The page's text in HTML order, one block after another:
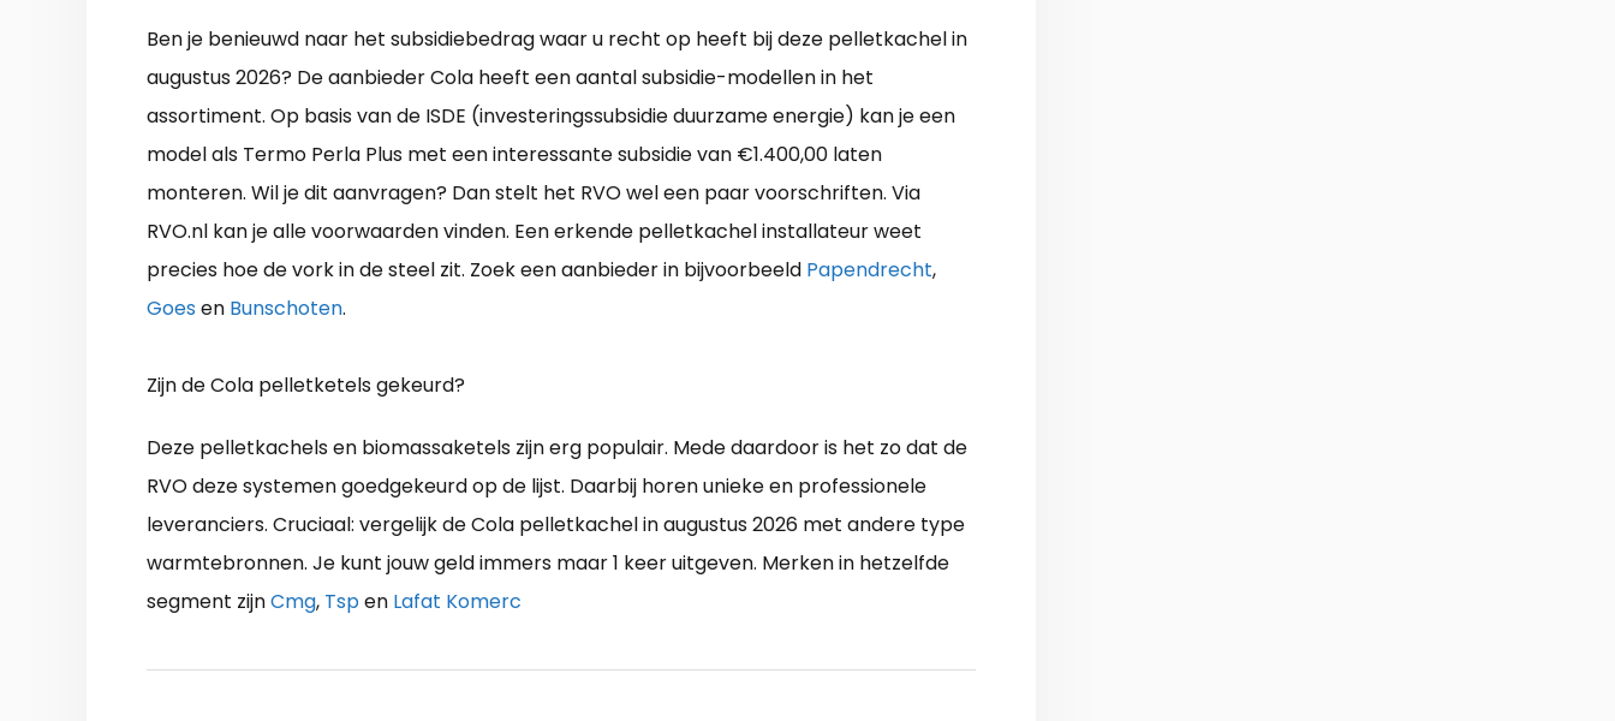
Ben je benieuwd naar het subsidiebedrag waar u recht op heeft bij deze pelletkachel in
augustus 2026? De aanbieder Cola heeft een aantal subsidie-modellen in het
assortiment. Op basis van de ISDE (investeringssubsidie duurzame energie) kan je een
model als Termo Perla Plus met een interessante subsidie van €1.400,00 laten
monteren. Wil je dit aanvragen? Dan stelt het RVO wel een paar voorschriften. Via
RVO.nl kan je alle voorwaarden vinden. Een erkende pelletkachel installateur weet
precies hoe de vork in de steel zit. Zoek een aanbieder in bijvoorbeeld Papendrecht,
Goes en Bunschoten.
Zijn de Cola pelletketels gekeurd?
Deze pelletkachels en biomassaketels zijn erg populair. Mede daardoor is het zo dat de
RVO deze systemen goedgekeurd op de lijst. Daarbij horen unieke en professionele
leveranciers. Cruciaal: vergelijk de Cola pelletkachel in augustus 2026 met andere type
warmtebronnen. Je kunt jouw geld immers maar 1 keer uitgeven. Merken in hetzelfde
segment zijnCmg, Tspen Lafat Komerc